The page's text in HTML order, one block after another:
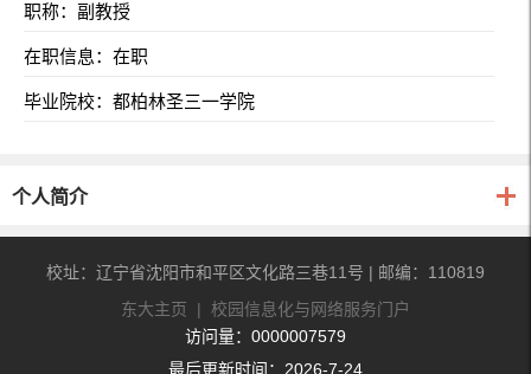
职称：副教授
在职信息：在职
毕业院校：都柏林圣三一学院
个人简介
校址：辽宁省沈阳市和平区文化路三巷11号 | 邮编：110819
东大主页 | 校园信息化与网络服务门户
访问量： 0000007579
最后更新时间： 2026-7-24